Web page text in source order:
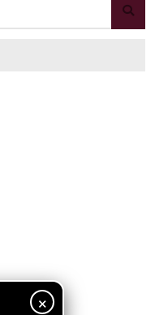
×